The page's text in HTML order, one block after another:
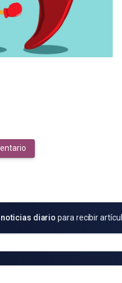
diario para recibir